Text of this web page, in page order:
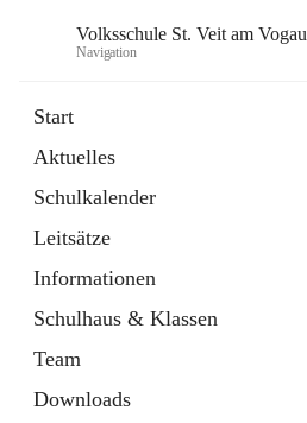
Volksschule St. Veit am Vogau
Navigation
Start
Aktuelles
Schulkalender
Leitsätze
Informationen
Schulhaus & Klassen
Team
Downloads